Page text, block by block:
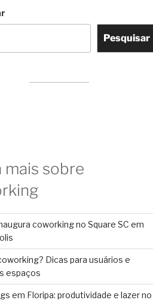
Pesquisar
mais sobre
coworking no Square SC em
Dicas para usuários e
espaços
em Floripa: produtividade e lazer no